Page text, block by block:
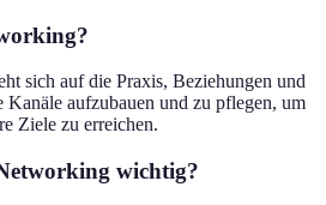
sich auf die Praxis, Beziehungen und
aufzubauen und zu pflegen, um
Ziele zu erreichen.
wichtig?